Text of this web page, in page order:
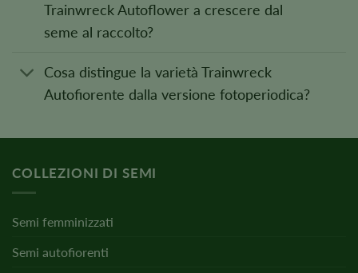
Trainwreck Autoflower a crescere dal
seme al raccolto?
Cosa distingue la varietà Trainwreck
Autofiorente dalla versione fotoperiodica?
COLLEZIONI DI SEMI
Semi femminizzati
Semi autofiorenti